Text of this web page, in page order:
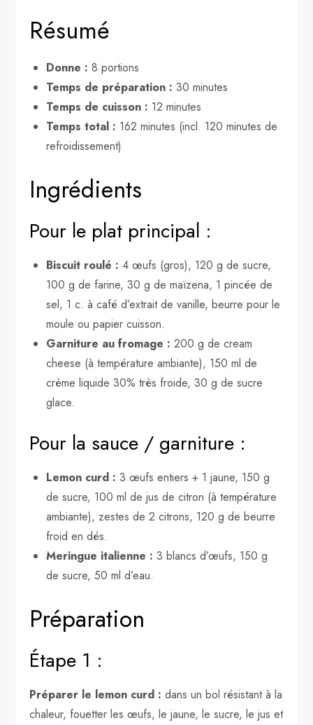
Résumé
Donne : 8 portions
Temps de préparation : 30 minutes
Temps de cuisson : 12 minutes
Temps total : 162 minutes (incl. 120 minutes de
refroidissement)
Ingrédients
Pour le plat principal :
Biscuit roulé : 4 œufs (gros), 120 g de sucre,
100 g de farine, 30 g de maïzena, 1 pincée de
sel, 1 c. à café d’extrait de vanille, beurre pour le
moule ou papier cuisson.
Garniture au fromage : 200 g de cream
cheese (à température ambiante), 150 ml de
crème liquide 30% très froide, 30 g de sucre
glace.
Pour la sauce / garniture :
Lemon curd : 3 œufs entiers + 1 jaune, 150 g
de sucre, 100 ml de jus de citron (à température
ambiante), zestes de 2 citrons, 120 g de beurre
froid en dés.
Meringue italienne : 3 blancs d’œufs, 150 g
de sucre, 50 ml d’eau.
Préparation
Étape 1 :
Préparer le lemon curd : dans un bol résistant à la
chaleur, fouetter les œufs, le jaune, le sucre, le jus et